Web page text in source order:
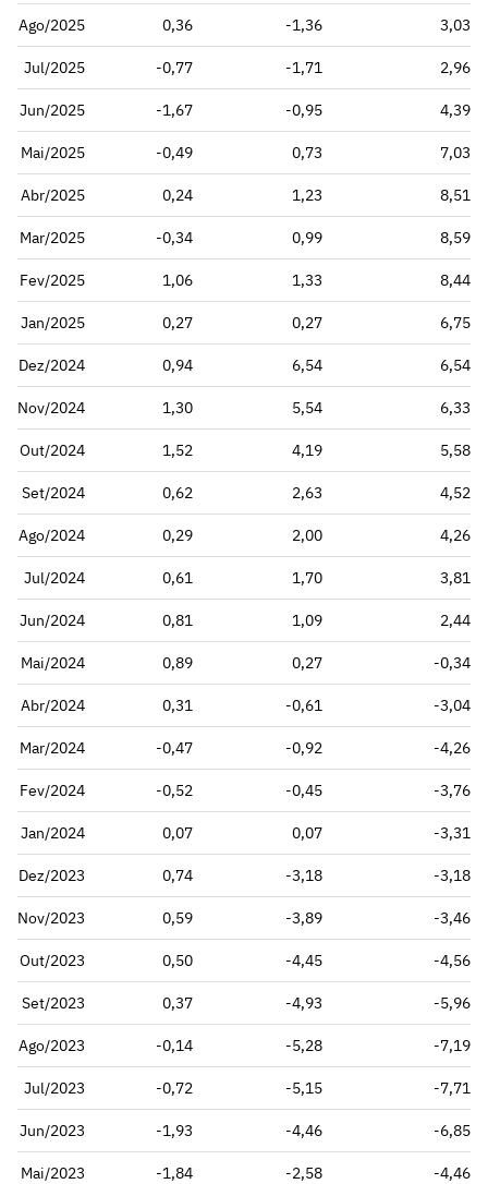
Ago/2025 0,36 -1,36 3,03
Jul/2025 -0,77 -1,71 2,96
Jun/2025 -1,67 -0,95 4,39
Mai/2025 -0,49 0,73 7,03
Abr/2025 0,24 1,23 8,51
Mar/2025 -0,34 0,99 8,59
Fev/2025 1,06 1,33 8,44
Jan/2025 0,27 0,27 6,75
Dez/2024 0,94 6,54 6,54
Nov/2024 1,30 5,54 6,33
Out/2024 1,52 4,19 5,58
Set/2024 0,62 2,63 4,52
Ago/2024 0,29 2,00 4,26
Jul/2024 0,61 1,70 3,81
Jun/2024 0,81 1,09 2,44
Mai/2024 0,89 0,27 -0,34
Abr/2024 0,31 -0,61 -3,04
Mar/2024 -0,47 -0,92 -4,26
Fev/2024 -0,52 -0,45 -3,76
Jan/2024 0,07 0,07 -3,31
Dez/2023 0,74 -3,18 -3,18
Nov/2023 0,59 -3,89 -3,46
Out/2023 0,50 -4,45 -4,56
Set/2023 0,37 -4,93 -5,96
Ago/2023 -0,14 -5,28 -7,19
Jul/2023 -0,72 -5,15 -7,71
Jun/2023 -1,93 -4,46 -6,85
Mai/2023 -1,84 -2,58 -4,46